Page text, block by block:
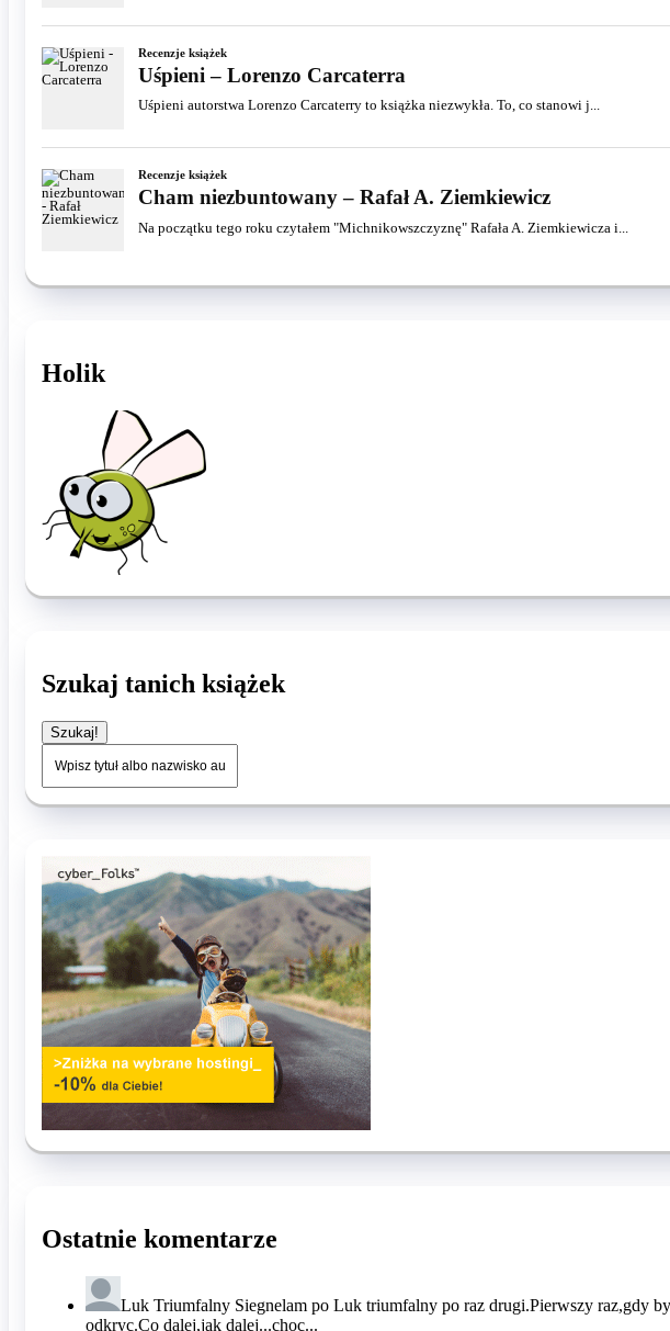
Recenzje książek
Uśpieni – Lorenzo Carcaterra
Uśpieni autorstwa Lorenzo Carcaterry to książka niezwykła. To, co stanowi j...
Recenzje książek
Cham niezbuntowany – Rafał A. Ziemkiewicz
Na początku tego roku czytałem "Michnikowszczyznę" Rafała A. Ziemkiewicza i...
Holik
Szukaj tanich książek
Szukaj!
Ostatnie komentarze
Luk Triumfalny Siegnelam po Luk triumfalny po raz drugi.Pierwszy raz,gdy
odkryc.Co dalej,jak dalej...choc...